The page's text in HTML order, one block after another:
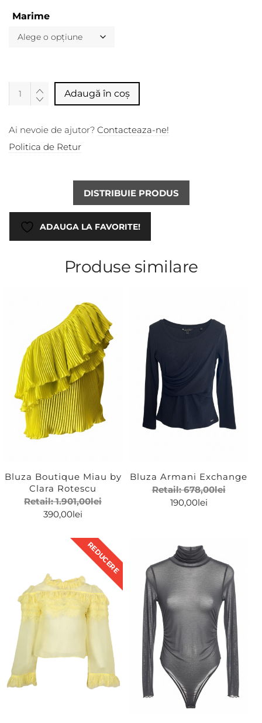
Marime
Adaugă în coș
Ai nevoie de ajutor? Contacteaza-ne!
Politica de Retur
DISTRIBUIE PRODUS
ADAUGA LA FAVORITE!
Produse similare
Bluza Boutique Miau by
Clara Rotescu
Retail:1.901,00lei
390,00lei
Bluza Armani Exchange
Retail:678,00lei
190,00lei
REDUCERE